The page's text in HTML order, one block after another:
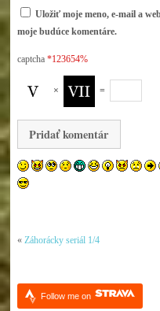
Uložiť moje meno, e-mail a
moje budúce komentáre.
captcha*123654%
× =
« Záhorácky seriál 1/4
Follow me on